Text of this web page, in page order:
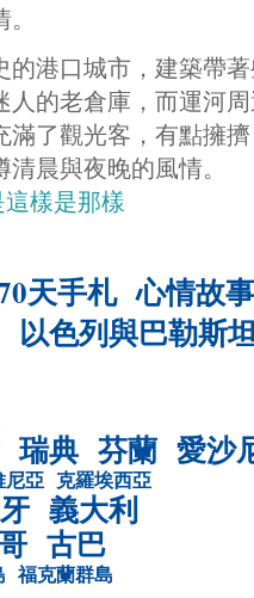
的港口城市，建築帶
人的老倉庫，而運河
滿了觀光客，有點擁
晨與夜晚的風情。
樣是那樣
天手札 心情故事
以色列與巴勒斯
瑞典 芬蘭 愛沙
尼亞 克羅埃西亞
義大利
古巴
福克蘭群島